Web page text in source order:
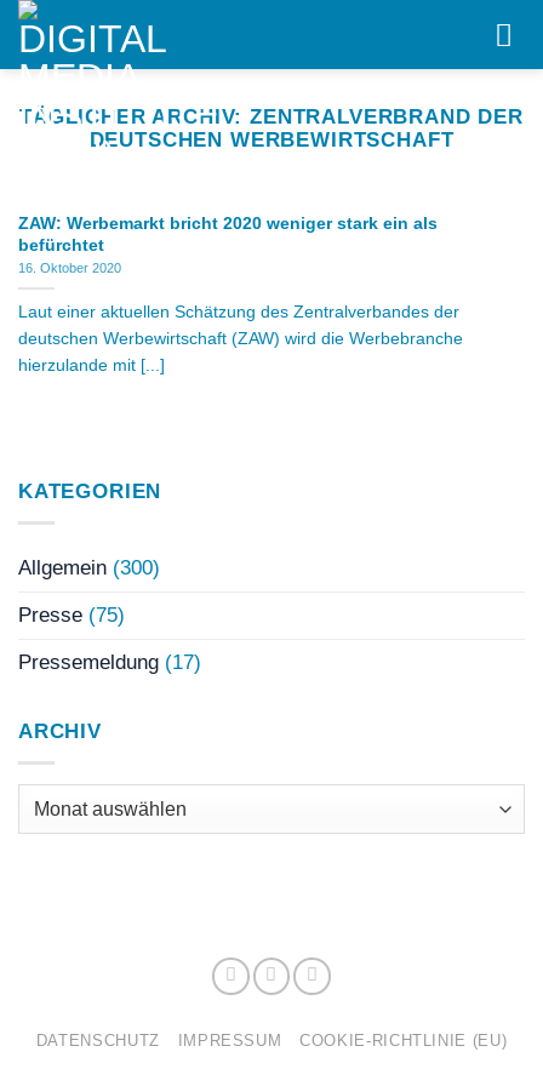
Skip
content
TÄGLICHER ARCHIV:ZENTRALVERBRAND DER
DEUTSCHEN WERBEWIRTSCHAFT
ZAW: Werbemarkt bricht 2020 weniger stark ein als
befürchtet
16. Oktober 2020
Laut einer aktuellen Schätzung des Zentralverbandes der
deutschen Werbewirtschaft (ZAW) wird die Werbebranche
hierzulande mit [...]
KATEGORIEN
Allgemein (300)
Presse (75)
Pressemeldung (17)
ARCHIV
Archiv
DATENSCHUTZ IMPRESSUM COOKIE-RICHTLINIE (EU)